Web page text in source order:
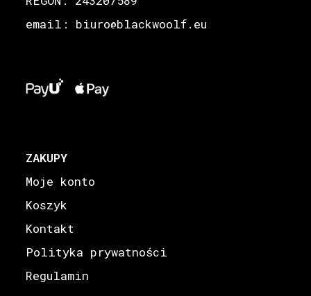
email: biuro@blackwoolf.eu
ZAKUPY
Moje konto
Koszyk
Kontakt
Polityka prywatności
Regulamin